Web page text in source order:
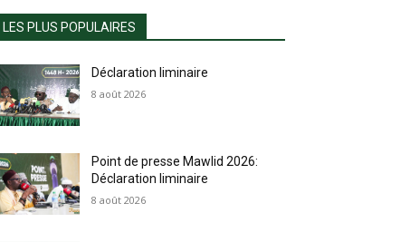
LES PLUS POPULAIRES
Déclaration liminaire
8 août 2026
Point de presse Mawlid 2026:
Déclaration liminaire
8 août 2026